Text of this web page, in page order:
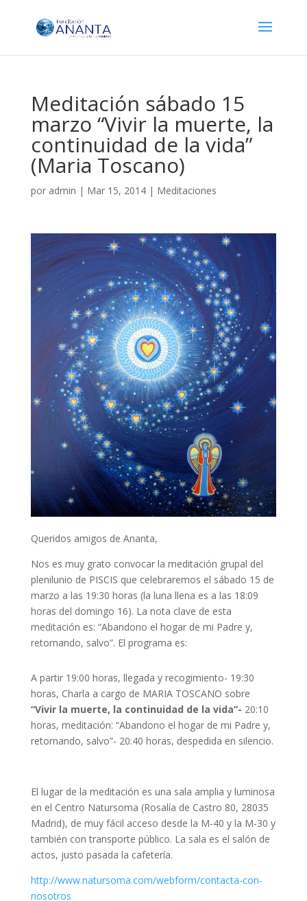
Meditación sábado 15
marzo “Vivir la muerte, la
continuidad de la vida”
(Maria Toscano)
por admin | Mar 15, 2014| Meditaciones
Queridos amigos de Ananta,
Nos es muy grato convocar la meditación grupal del
plenilunio de PISCIS que celebraremos el sábado 15 de
marzo a las 19:30 horas (la luna llena es a las 18:09
horas del domingo 16). La nota clave de esta
meditación es: “Abandono el hogar de mi Padre y,
retornando, salvo”. El programa es:
A partir 19:00 horas, llegada y recogimiento- 19:30
horas, Charla a cargo de MARIA TOSCANO sobre
“Vivir la muerte, la continuidad de la vida”- 20:10
horas, meditación: “Abandono el hogar de mi Padre y,
retornando, salvo”- 20:40 horas, despedida en silencio.
El lugar de la meditación es una sala amplia y luminosa
en el Centro Natursoma (Rosalía de Castro 80, 28035
Madrid), de muy fácil acceso desde la M-40 y la M-30 y
también con transporte público. La sala es el salón de
actos, justo pasada la cafetería.
http://www.natursoma.com/webform/contacta-con-
nosotros